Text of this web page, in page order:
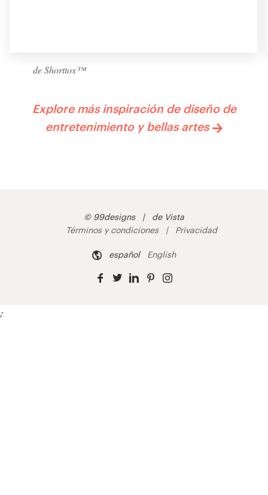
de Shorttox™
Explore más inspiración de diseño de
entretenimiento y bellas artes
© 99designs
de Vista
Términos y condiciones
Privacidad
español English
;